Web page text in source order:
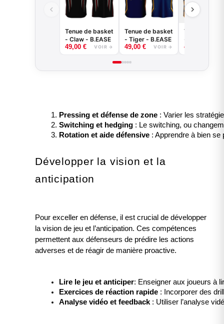
Tenue de basket
- Claw - B.EASE
49,00 € VOIR →
Tenue de basket
- Tiger - B.EASE
49,00 € VOIR →
Tenue de
- Griffe -
49,00
Pressing et défense de zone : Varier les
Switching et hedging : Le switching, ou
Rotation et aide défensive : Apprendre à bien
Développer la vision et la
anticipation
Pour exceller en défense, il est crucial de développer
la vision de jeu et l’anticipation. Ces compétences
permettent aux défenseurs de prédire les actions
adverses et de réagir de manière proactive.
Lire le jeu et anticiper: Enseigner aux joueurs à
Exercices de réaction rapide : Incorporer des
Analyse vidéo et feedback : Utiliser l’analyse